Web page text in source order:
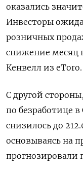
оказались
Инвесторы
розничных
снижение месяц
Кенвелл из eToro.
С другой
по безработице
снизилось до
основываясь на
прогнозировали